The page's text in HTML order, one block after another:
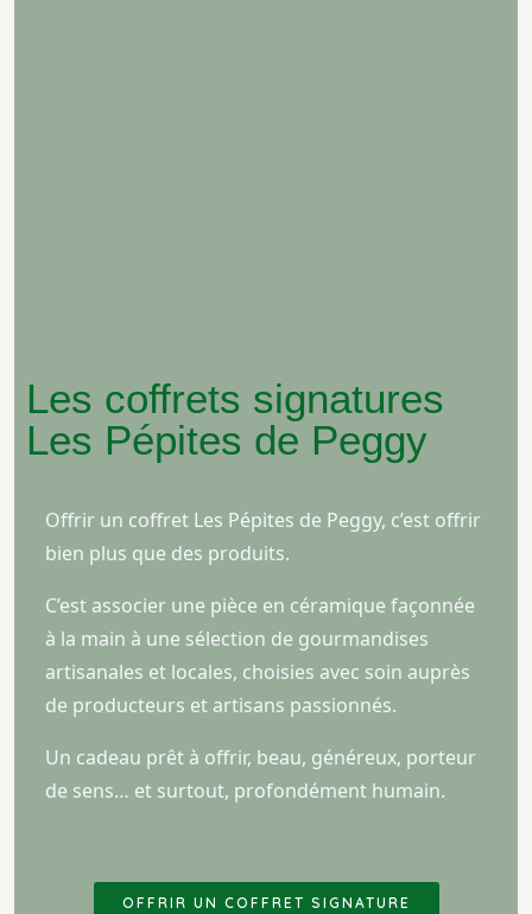
Les coffrets signatures
Les Pépites de Peggy
Offrir un coffret Les Pépites de Peggy, c’est offrir
bien plus que des produits.
C’est associer une pièce en céramique façonnée
à la main à une sélection de gourmandises
artisanales et locales, choisies avec soin auprès
de producteurs et artisans passionnés.
Un cadeau prêt à offrir, beau, généreux, porteur
de sens… et surtout, profondément humain.
OFFRIR UN COFFRET SIGNATURE